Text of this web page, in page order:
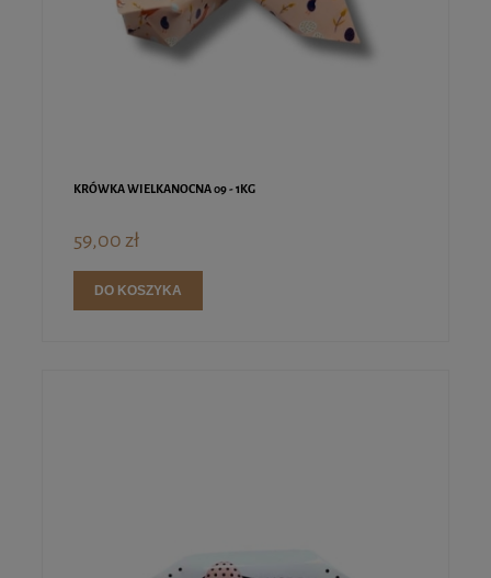
KRÓWKA WIELKANOCNA 09 - 1KG
59,00 zł
DO KOSZYKA